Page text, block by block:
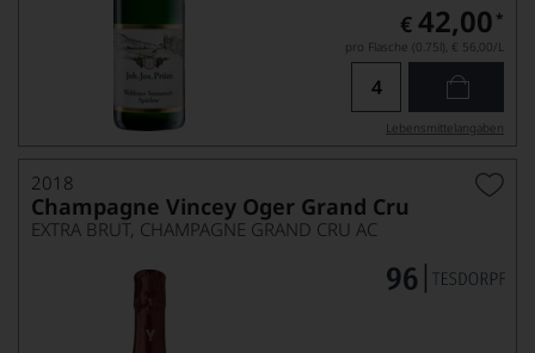
€ 42,00 *
pro Flasche (0.75l), € 56,00/L
Lebensmittel­angaben
2018
Champagne Vincey Oger Grand Cru
EXTRA BRUT, CHAMPAGNE GRAND CRU AC